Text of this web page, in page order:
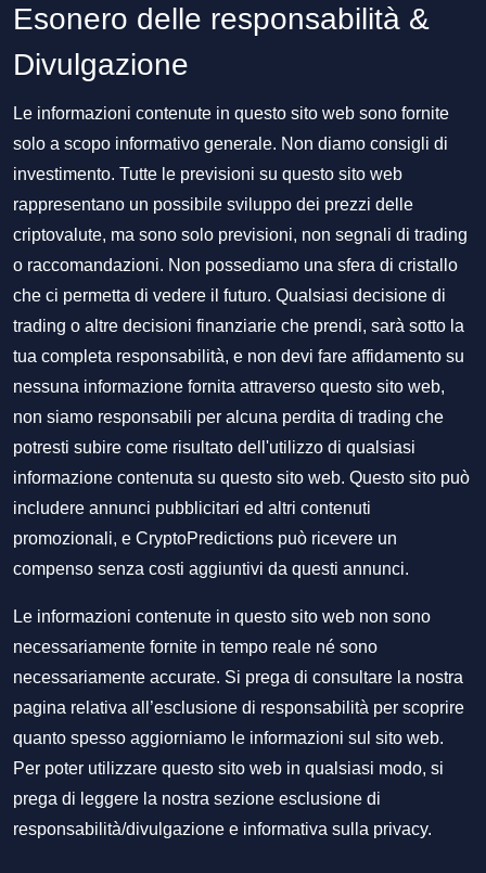
Esonero delle responsabilità &
Divulgazione
Le informazioni contenute in questo sito web sono fornite
solo a scopo informativo generale. Non diamo consigli di
investimento. Tutte le previsioni su questo sito web
rappresentano un possibile sviluppo dei prezzi delle
criptovalute, ma sono solo previsioni, non segnali di trading
o raccomandazioni. Non possediamo una sfera di cristallo
che ci permetta di vedere il futuro. Qualsiasi decisione di
trading o altre decisioni finanziarie che prendi, sarà sotto la
tua completa responsabilità, e non devi fare affidamento su
nessuna informazione fornita attraverso questo sito web,
non siamo responsabili per alcuna perdita di trading che
potresti subire come risultato dell'utilizzo di qualsiasi
informazione contenuta su questo sito web. Questo sito può
includere annunci pubblicitari ed altri contenuti
promozionali, e CryptoPredictions può ricevere un
compenso senza costi aggiuntivi da questi annunci.
Le informazioni contenute in questo sito web non sono
necessariamente fornite in tempo reale né sono
necessariamente accurate. Si prega di consultare la nostra
pagina relativa all’esclusione di responsabilità per scoprire
quanto spesso aggiorniamo le informazioni sul sito web.
Per poter utilizzare questo sito web in qualsiasi modo, si
prega di leggere la nostra sezione esclusione di
responsabilità/divulgazione e informativa sulla privacy.